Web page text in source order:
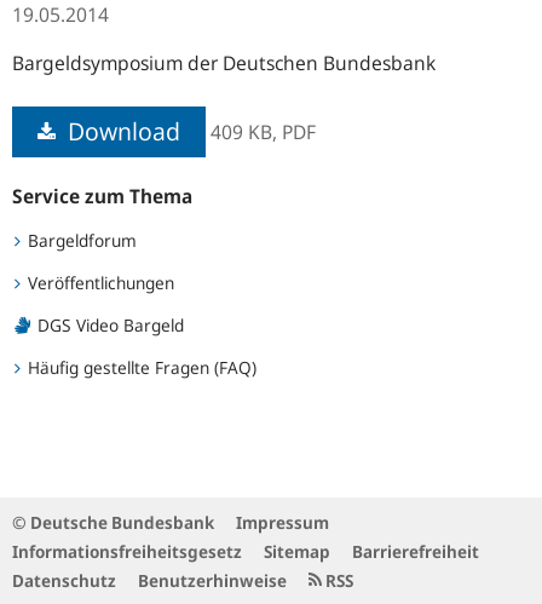
Service zum Thema
Bargeldforum
Veröffentlichungen
DGS Video Bargeld
Häufig gestellte Fragen (FAQ)
19.05.2014
Bargeldsymposium der Deutschen Bundesbank
Download 409 KB, PDF
© Deutsche Bundesbank
Impressum
Informationsfreiheitsgesetz
Sitemap
Barrierefreiheit
Datenschutz
Benutzerhinweise RSS